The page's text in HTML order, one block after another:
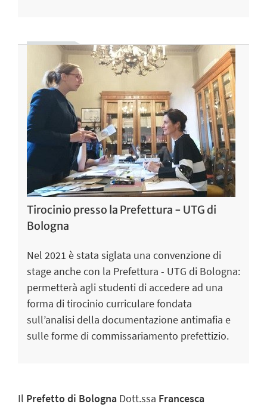
Tirocinio presso la Prefettura - UTG di
Bologna
Nel 2021 è stata siglata una convenzione di
stage anche con la Prefettura - UTG di Bologna:
permetterà agli studenti di accedere ad una
forma di tirocinio curriculare fondata
sull’analisi della documentazione antimafia e
sulle forme di commissariamento prefettizio.
Il Prefetto di Bologna Dott.ssa Francesca